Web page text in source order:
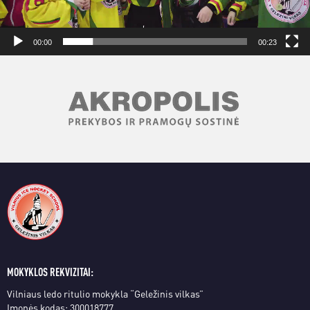
00:00 00:23
MOKYKLOS REKVIZITAI:
Vilniaus ledo ritulio mokykla “Geležinis vilkas”
Įmonės kodas: 300018777